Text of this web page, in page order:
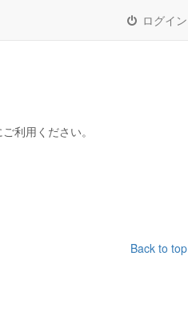
ログイン
利用ください。
Back to top